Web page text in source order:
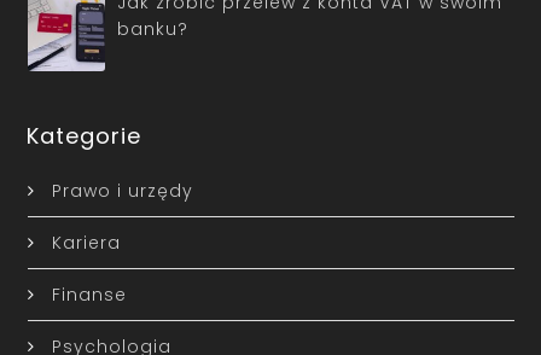
banku?
Kategorie
Prawo i urzędy
Kariera
Finanse
Psychologia